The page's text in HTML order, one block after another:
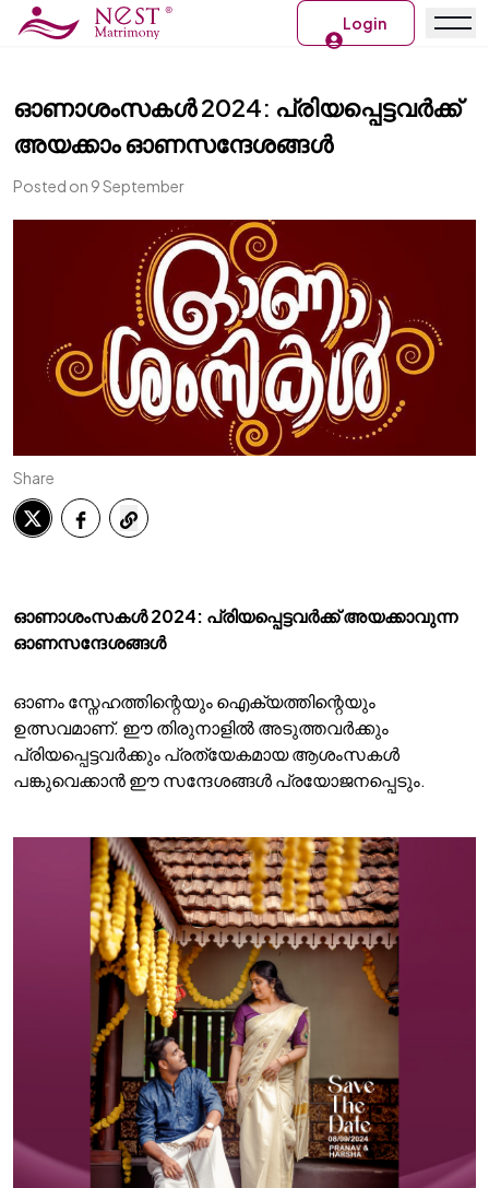
Login
ഓണാശംസകൾ 2024: പ്രിയപ്പെട്ടവര്‍ക്ക്
അയക്കാം ഓണസന്ദേശങ്ങള്‍
Posted on 9 September
Share
ഓണാശംസകൾ 2024: പ്രിയപ്പെട്ടവര്‍ക്ക് അയക്കാവുന്ന
ഓണസന്ദേശങ്ങള്‍
ഓണം സ്നേഹത്തിന്റെയും ഐക്യത്തിന്റെയും
ഉത്സവമാണ്. ഈ തിരുനാളിൽ അടുത്തവർക്കും
പ്രിയപ്പെട്ടവർക്കും പ്രത്യേകമായ ആശംസകൾ
പങ്കുവെക്കാൻ ഈ സന്ദേശങ്ങൾ പ്രയോജനപ്പെടും.